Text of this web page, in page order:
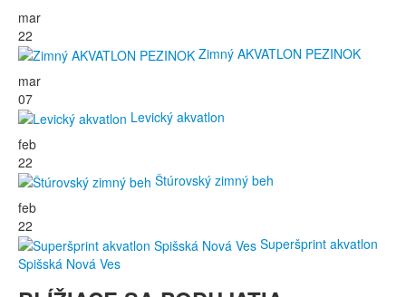
mar
22
Zimný AKVATLON PEZINOK
mar
07
Levický akvatlon
feb
22
Štúrovský zimný beh
feb
22
Superšprint akvatlon
Spišská Nová Ves